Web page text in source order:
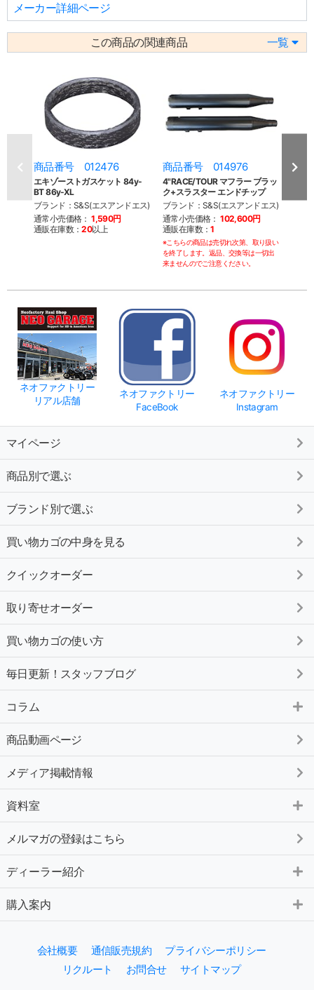
メーカー詳細ページ
この商品の関連商品 一覧
商品番号 012476
エキゾーストガスケット 84y-
BT 86y-XL
ブランド：S&S(エスアンドエス)
通常小売価格： 1,590円
通販在庫数：20以上
商品番号 014976
4"RACE/TOUR マフラー ブラッ
ク+スラスター エンドチップ
ブランド：S&S(エスアンドエス)
通常小売価格： 102,600円
通販在庫数：1
※こちらの商品は売切れ次第、取り扱い
を終了します。返品、交換等は一切出
来ませんのでご注意ください。
商
ネオファクトリー
リアル店舗
ネオファクトリー
FaceBook
ネオファクトリー
Instagram
マイページ
商品別で選ぶ
ブランド別で選ぶ
買い物カゴの中身を見る
クイックオーダー
取り寄せオーダー
買い物カゴの使い方
毎日更新！スタッフブログ
コラム
商品動画ページ
メディア掲載情報
資料室
メルマガの登録はこちら
ディーラー紹介
購入案内
会社概要 通信販売規約
プライバシーポリシー
リクルート
お問合せ サイトマップ